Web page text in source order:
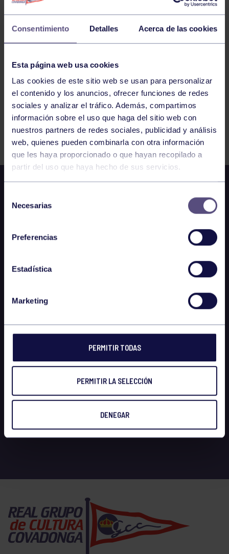
Consentimiento Detalles Acerca de las cookies
Esta página web usa cookies
Las cookies de este sitio web se usan para personalizar
el contenido y los anuncios, ofrecer funciones de redes
sociales y analizar el tráfico. Además, compartimos
información sobre el uso que haga del sitio web con
nuestros partners de redes sociales, publicidad y análisis
web, quienes pueden combinarla con otra información
que les haya proporcionado o que hayan recopilado a
partir del uso que haya hecho de sus servicios.
Necesarias
Preferencias
Estadística
Marketing
PERMITIR TODAS
PERMITIR LA SELECCIÓN
DENEGAR
11:00h
INTERCAMBIO ESC. SARDINERO BENJAMÍN
115 116 117 118
122 123 124 125 126
FILTRAR